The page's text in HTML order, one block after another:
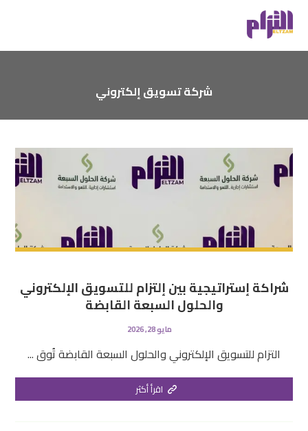
شركة تسويق إلكتروني
شراكة إستراتيجية بين إلتزام للتسويق الإلكتروني
والحلول السبعة القابضة
مايو 28, 2026
التزام للتسويق الإلكتروني والحلول السبعة القابضة تُوق ...
اقرأ أكثر